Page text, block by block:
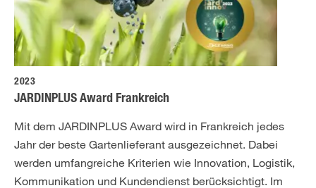
2023
JARDINPLUS Award Frankreich
Mit dem JARDINPLUS Award wird in Frankreich jedes
Jahr der beste Gartenlieferant ausgezeichnet. Dabei
werden umfangreiche Kriterien wie Innovation, Logistik,
Kommunikation und Kundendienst berücksichtigt. Im